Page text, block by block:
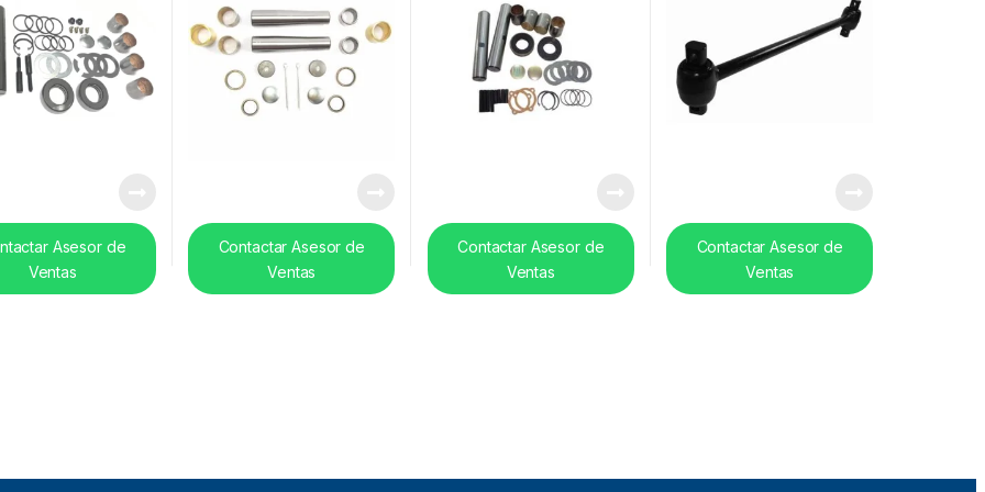
Asesor de
Ventas
Contactar Asesor de
Ventas
Contactar Asesor de
Ventas
Contactar Asesor de
Ventas